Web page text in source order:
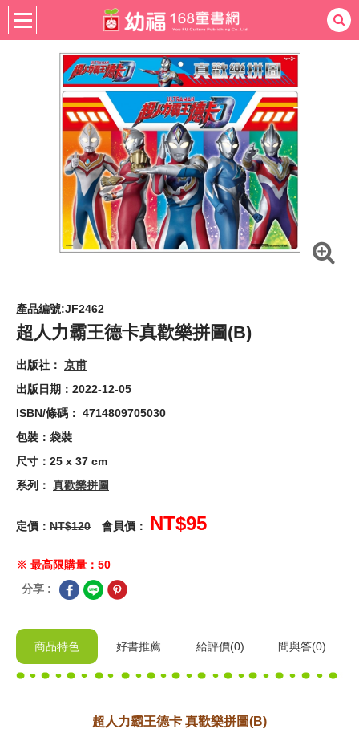
熱門：忍者兔ㄅㄆㄇ學習桌遊
手指按按拼圖練習本 積木黏土
3D立體書繪本讀本
書籍分齡 適用年齡 4-6歲
產品編號:JF2462
超人力霸王德卡真歡樂拼圖(B)
出版社： 京甫
出版日期：2022-12-05
ISBN/條碼： 4714809705030
包裝：袋裝
尺寸：25 x 37 cm
系列： 真歡樂拼圖
定價： NT$120 會員價： NT$95
※ 最高限購量：50
分享 :
商品特色 好書推薦 給評價(0) 問與答(0)
超人力霸王德卡 真歡樂拼圖(B)